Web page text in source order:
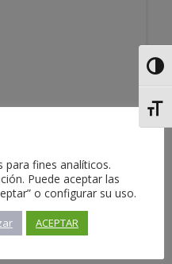
fines analíticos.
Puede aceptar las
o configurar su uso.
ACEPTAR